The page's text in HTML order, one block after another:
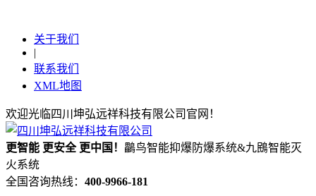
关于我们
|
联系我们
XML地图
欢迎光临四川坤弘远祥科技有限公司官网！
更智能 更安全更中国！ 鸓鸟智能抑爆防爆系统&九鴖智能灭
火系统
全国咨询热线： 400-9966-181